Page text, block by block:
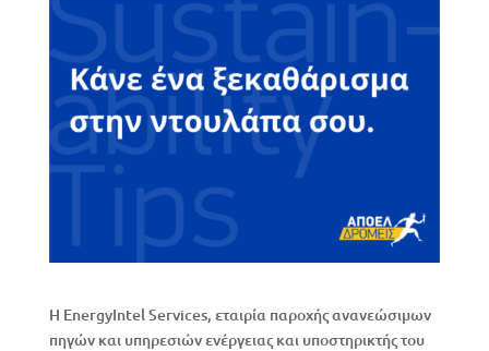
Η EnergyIntel Services, εταιρία παροχής ανανεώσιμων
πηγών και υπηρεσιών ενέργειας και υποστηρικτής του